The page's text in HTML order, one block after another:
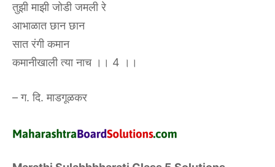
तुझी माझी जोडी जमली रे
आभाळात छान छान
सात रंगी कमान
कमानीखाली त्या नाच ।। 4 ।।
– ग. दि. माडगूळकर